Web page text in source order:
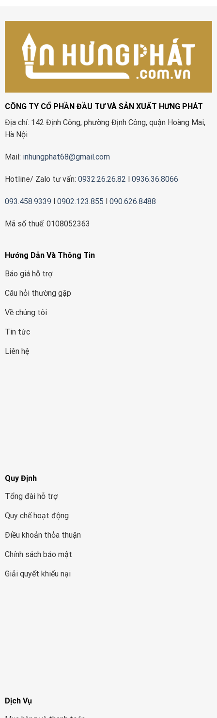
CÔNG TY CỔ PHẦN ĐẦU TƯ VÀ SẢN XUẤT HƯNG PHÁT
Địa chỉ: 142 Định Công, phường Định Công, quận Hoàng Mai,
Hà Nội
Mail: inhungphat68@gmail.com
Hotline/ Zalo tư vấn: 0932.26.26.82 l 0936.36.8066
093.458.9339 l 0902.123.855 l 090.626.8488
Mã số thuế: 0108052363
Hướng Dẫn Và Thông Tin
Báo giá hỗ trợ
Câu hỏi thường gặp
Về chúng tôi
Tin tức
Liên hệ
Quy Định
Tổng đài hỗ trợ
Quy chế hoạt động
Điều khoản thỏa thuận
Chính sách bảo mật
Giải quyết khiếu nại
Dịch Vụ